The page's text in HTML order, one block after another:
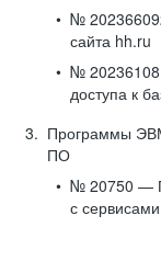
№
сайта hh.ru
№
доступа к
Программы
ПО
№ 20750 —
с